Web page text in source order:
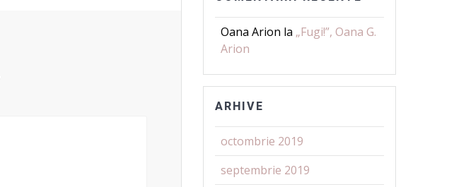
Oana Arion la „Fugi!”, Oana G.
Arion
ARHIVE
octombrie 2019
septembrie 2019